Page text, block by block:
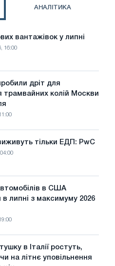
АНАЛІТИКА
вантажівок у липні
16:00
дріт для
трамвайних колій Москви
тільки ЕДП: PwC
в США
в липні з максимуму 2026
в Італії ростуть,
на літнє уповільнення